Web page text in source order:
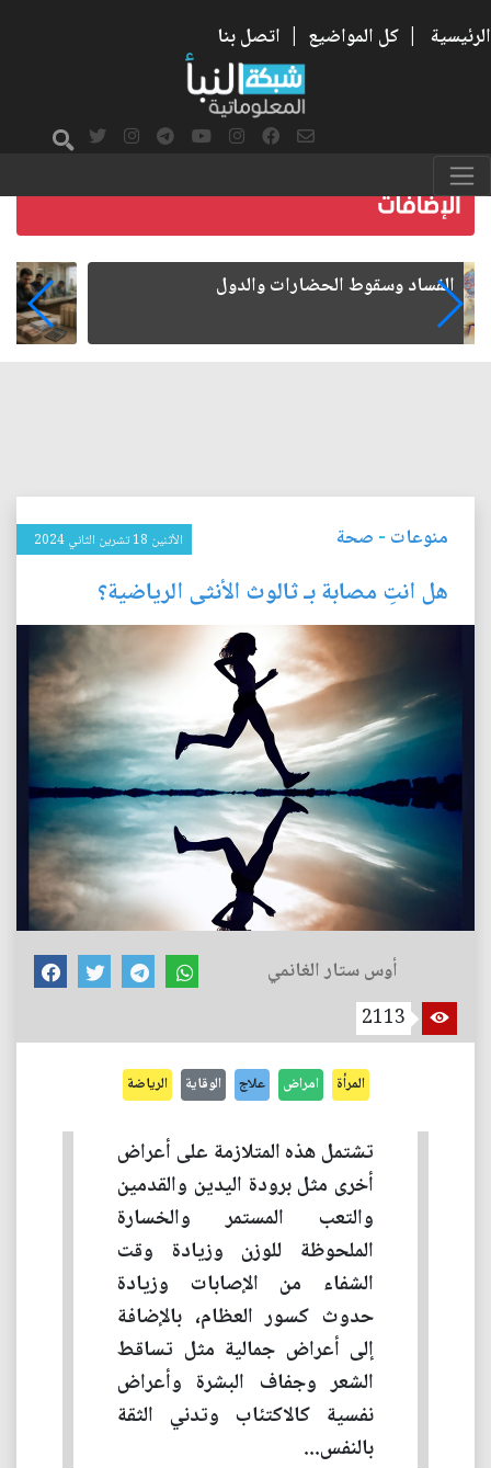
الرئيسية | كل المواضيع | اتصل بنا
رواتب الموظفين على صفيح ساخن
منوعات - صحة الأثنين 18 تشرين الثاني 2024
هل انتِ مصابة بـ ثالوث الأنثى الرياضية؟
أوس ستار الغانمي
2113
المرأة امراض علاج الوقاية الرياضة
تشتمل هذه المتلازمة على أعراض
أخرى مثل برودة اليدين والقدمين
والتعب المستمر والخسارة
الملحوظة للوزن وزيادة وقت
الشفاء من الإصابات وزيادة
حدوث كسور العظام، بالإضافة
إلى أعراض جمالية مثل تساقط
الشعر وجفاف البشرة وأعراض
نفسية كالاكتئاب وتدني الثقة
بالنفس...